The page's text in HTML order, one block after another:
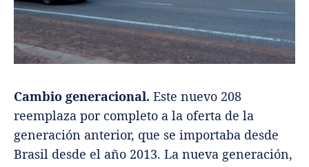
Cambio generacional. Este nuevo 208
reemplaza por completo a la oferta de la
generación anterior, que se importaba desde
Brasil desde el año 2013. La nueva generación,